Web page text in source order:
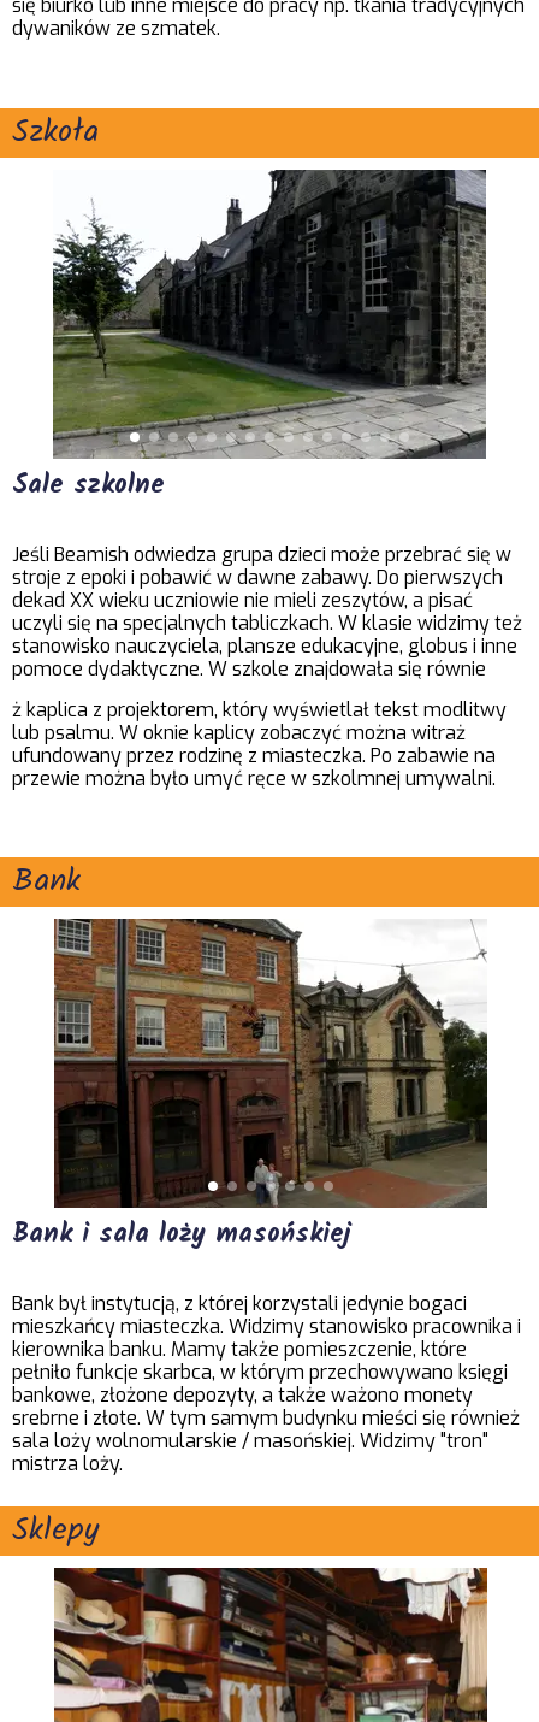
się biurko lub inne miejsce do pracy np. tkania tradycyjnych
dywaników ze szmatek.
Szkoła
Sale szkolne
Jeśli Beamish odwiedza grupa dzieci może przebrać się w
stroje z epoki i pobawić w dawne zabawy. Do pierwszych
dekad XX wieku uczniowie nie mieli zeszytów, a pisać
uczyli się na specjalnych tabliczkach. W klasie widzimy też
stanowisko nauczyciela, plansze edukacyjne, globus i inne
pomoce dydaktyczne. W szkole znajdowała się równie
ż kaplica z projektorem, który wyświetlał tekst modlitwy
lub psalmu. W oknie kaplicy zobaczyć można witraż
ufundowany przez rodzinę z miasteczka. Po zabawie na
przewie można było umyć ręce w szkolmnej umywalni.
Bank
Bank i sala loży masońskiej
Bank był instytucją, z której korzystali jedynie bogaci
mieszkańcy miasteczka. Widzimy stanowisko pracownika i
kierownika banku. Mamy także pomieszczenie, które
pełniło funkcje skarbca, w którym przechowywano księgi
bankowe, złożone depozyty, a także ważono monety
srebrne i złote. W tym samym budynku mieści się również
sala loży wolnomularskie / masońskiej. Widzimy "tron"
mistrza loży.
Sklepy